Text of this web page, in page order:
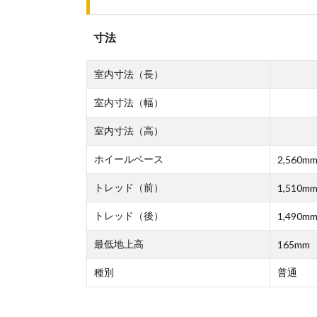
寸法
室内寸法（長）
室内寸法（幅）
室内寸法（高）
ホイールベース 2,560mm
トレッド（前） 1,510mm
トレッド（後） 1,490mm
最低地上高 165mm
種別 普通